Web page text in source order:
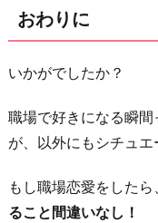
おわりに
いかがでしたか？
職場で好きになる瞬
が、以外にもシチュエ
もし職場恋愛をしたら、
ること間違いなし！